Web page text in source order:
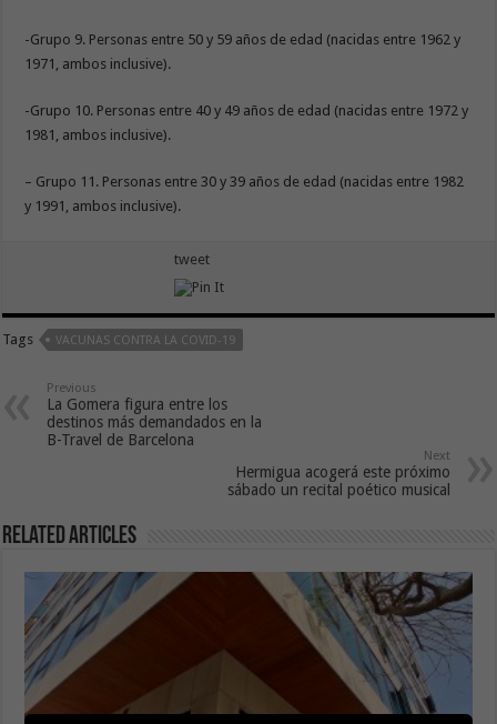
-Grupo 9. Personas entre 50 y 59 años de edad (nacidas entre 1962 y
1971, ambos inclusive).
-Grupo 10. Personas entre 40 y 49 años de edad (nacidas entre 1972 y
1981, ambos inclusive).
– Grupo 11. Personas entre 30 y 39 años de edad (nacidas entre 1982
y 1991, ambos inclusive).
tweet
Tags VACUNAS CONTRA LA COVID-19
Previous
La Gomera figura entre los
destinos más demandados en la
B-Travel de Barcelona
Next
Hermigua acogerá este próximo
sábado un recital poético musical
Related Articles